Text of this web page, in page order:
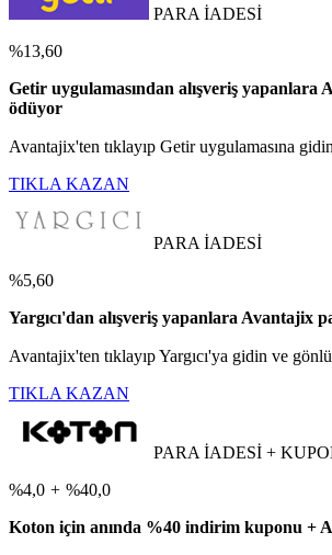
PARA İADESİ
%13,60
Getir uygulamasından alışveriş yapanlara
ödüyor
Avantajix'ten tıklayıp Getir uygulamasına
TIKLA KAZAN
PARA İADESİ
%5,60
Yargıcı'dan alışveriş yapanlara Avantajix
Avantajix'ten tıklayıp Yargıcı'ya gidin ve
TIKLA KAZAN
PARA İADESİ +
%4,0 + %40,0
Koton için anında %40 indirim kuponu +